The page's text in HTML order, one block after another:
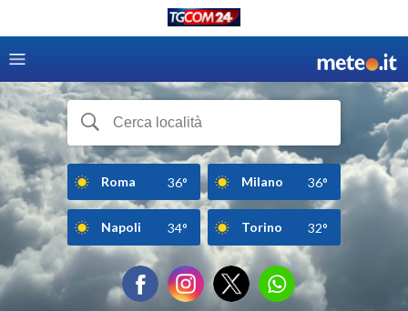
Roma 36° Milano 36°
Napoli 34° Torino 32°